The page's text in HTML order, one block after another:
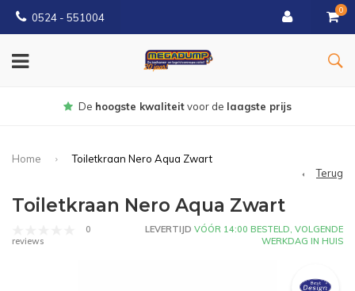
0524 - 551004
0
Gratisbezorgd vanaf €150
Home
Toiletkraan Nero Aqua Zwart
Terug
Toiletkraan Nero Aqua Zwart
0
reviews
LEVERTIJD VÓÓR 14:00 BESTELD, VOLGENDE
WERKDAG IN HUIS